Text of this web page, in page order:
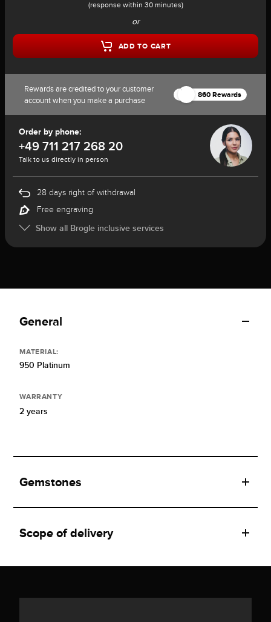
(response within 30 minutes)
or
ADD TO CART
Rewards are credited to your customer
account when you make a purchase
860 Rewards
Order by phone:
+49 711 217 268 20
Talk to us directly in person
28 days right of withdrawal
Free engraving
Show all Brogle inclusive services
General
MATERIAL:
950 Platinum
WARRANTY
2 years
Gemstones
Scope of delivery